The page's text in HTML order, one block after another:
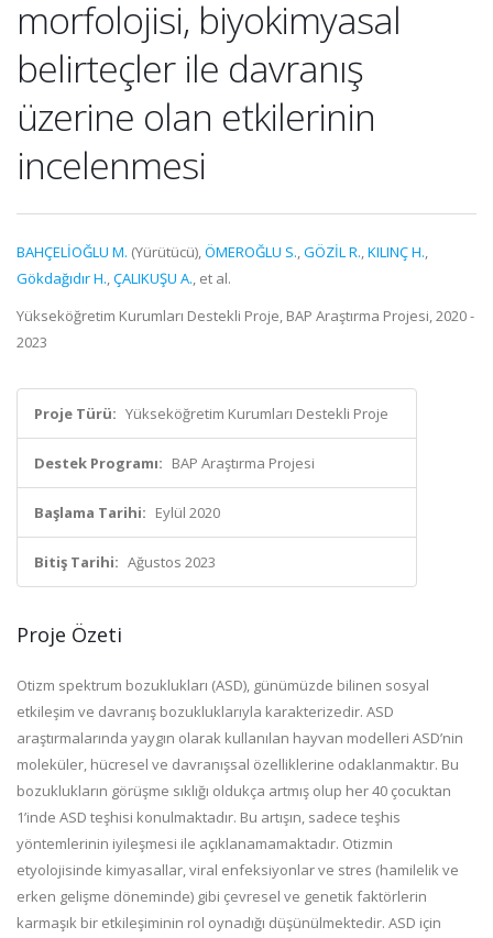
morfolojisi, biyokimyasal
belirteçler ile davranış
üzerine olan etkilerinin
incelenmesi
BAHÇELİOĞLU M. (Yürütücü),ÖMEROĞLU S.,GÖZİL R.,KILINÇ H.,
Gökdağıdır H.,ÇALIKUŞU A., et al.
Yükseköğretim Kurumları Destekli Proje, BAP Araştırma Projesi, 2020 -
2023
Proje Türü: Yükseköğretim Kurumları Destekli Proje
Destek Programı: BAP Araştırma Projesi
Başlama Tarihi: Eylül 2020
Bitiş Tarihi: Ağustos 2023
Proje Özeti
Otizm spektrum bozuklukları (ASD), günümüzde bilinen sosyal
etkileşim ve davranış bozukluklarıyla karakterizedir. ASD
araştırmalarında yaygın olarak kullanılan hayvan modelleri ASD’nin
moleküler, hücresel ve davranışsal özelliklerine odaklanmaktır. Bu
bozuklukların görüşme sıklığı oldukça artmış olup her 40 çocuktan
1’inde ASD teşhisi konulmaktadır. Bu artışın, sadece teşhis
yöntemlerinin iyileşmesi ile açıklanamamaktadır. Otizmin
etyolojisinde kimyasallar, viral enfeksiyonlar ve stres (hamilelik ve
erken gelişme döneminde) gibi çevresel ve genetik faktörlerin
karmaşık bir etkileşiminin rol oynadığı düşünülmektedir. ASD için